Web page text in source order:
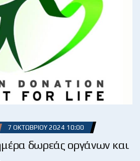
7 ΟΚΤΩΒΡΊΟΥ 2024 10:00
δωρεάς οργάνων και